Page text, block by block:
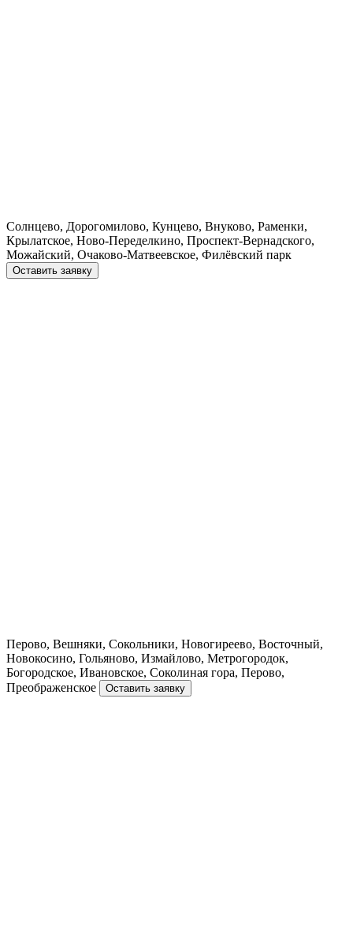
Солнцево, Дорогомилово, Кунцево, Внуково, Раменки,
Крылатское, Ново-Переделкино, Проспект-Вернадского,
Можайский, Очаково-Матвеевское, Филёвский парк
Оставить заявку
Перово, Вешняки, Сокольники, Новогиреево, Восточный,
Новокосино, Гольяново, Измайлово, Метрогородок,
Богородское, Ивановское, Соколиная гора, Перово,
Преображенское
Оставить заявку